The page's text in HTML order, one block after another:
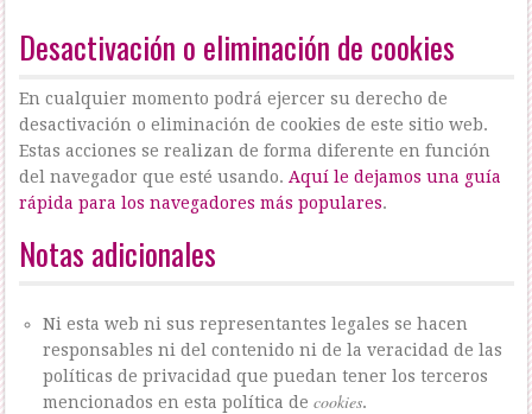
Desactivación o eliminación de cookies
En cualquier momento podrá ejercer su derecho de
desactivación o eliminación de cookies de este sitio web.
Estas acciones se realizan de forma diferente en función
del navegador que esté usando. Aquí le dejamos una guía
rápida para los navegadores más populares.
Notas adicionales
Ni esta web ni sus representantes legales se hacen
responsables ni del contenido ni de la veracidad de las
políticas de privacidad que puedan tener los terceros
mencionados en esta política de cookies.